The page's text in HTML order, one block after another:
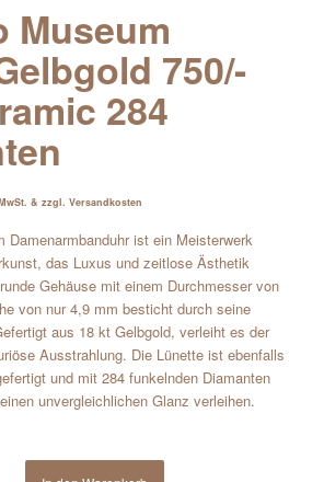
Museum
750/-
284
& zzgl. Versandkosten
Damenarmbanduhr ist ein Meisterwerk
das Luxus und zeitlose Ästhetik
Gehäuse mit einem Durchmesser von
von nur 4,9 mm besticht durch seine
aus 18 kt Gelbgold, verleiht es der
Ausstrahlung. Die Lünette ist ebenfalls
und mit 284 funkelnden Diamanten
unvergleichlichen Glanz verleihen.